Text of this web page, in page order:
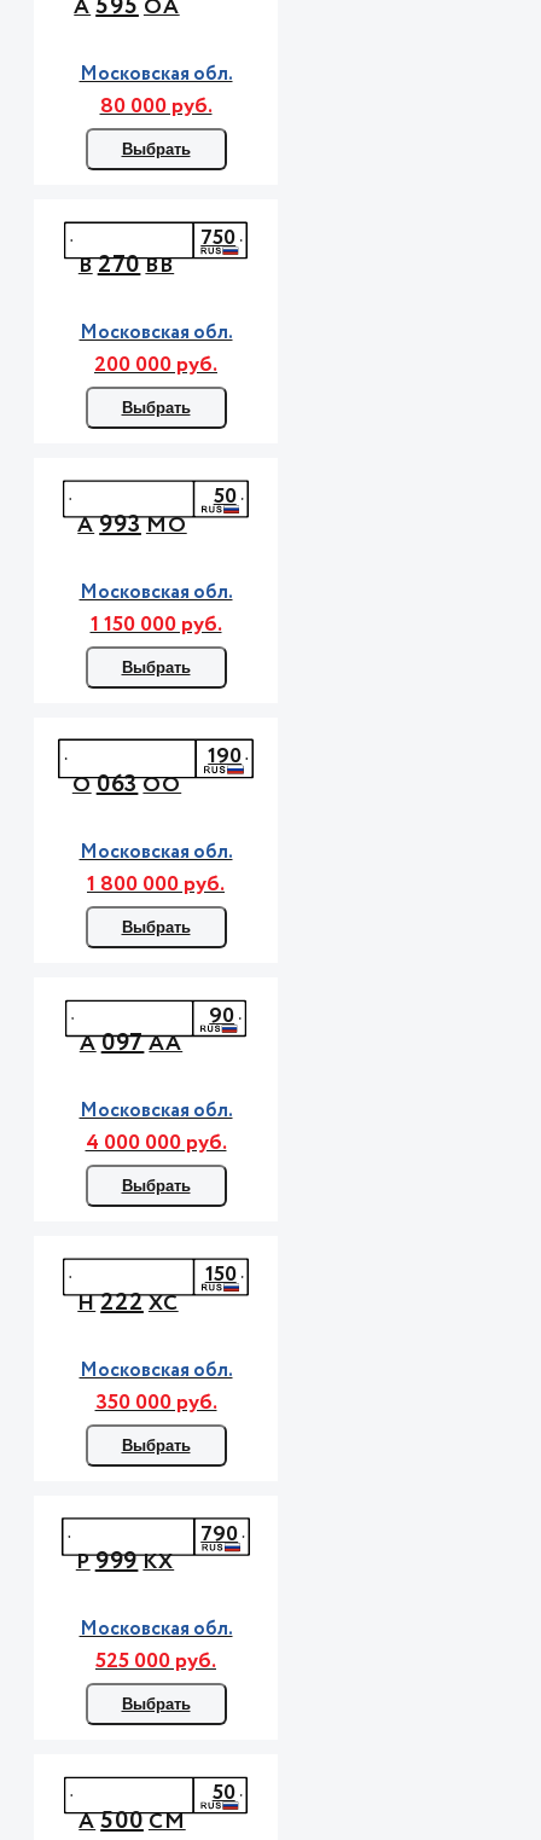
А ОА
Московская обл.
80 000 руб.
Выбрать
В270ВВ
750
Московская обл.
200 000 руб.
Выбрать
А993МО
50
Московская обл.
1 150 000 руб.
Выбрать
О063ОО
190
Московская обл.
1 800 000 руб.
Выбрать
А097АА
90
Московская обл.
4 000 000 руб.
Выбрать
Н222ХС
150
Московская обл.
350 000 руб.
Выбрать
Р999КХ
790
Московская обл.
525 000 руб.
Выбрать
А500СМ
50